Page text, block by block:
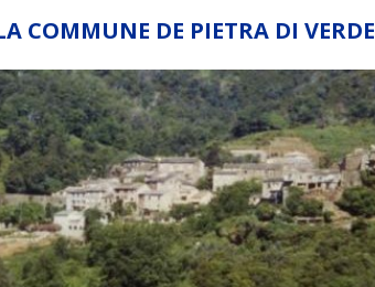
COMMUNE DE PIETRA DI VERDE